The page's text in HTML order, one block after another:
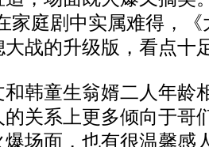
家庭剧中实属难得，
战的升级版，看点十
童生翁婿二人年龄
关系上更多倾向于哥
爆场面，也有很温馨感